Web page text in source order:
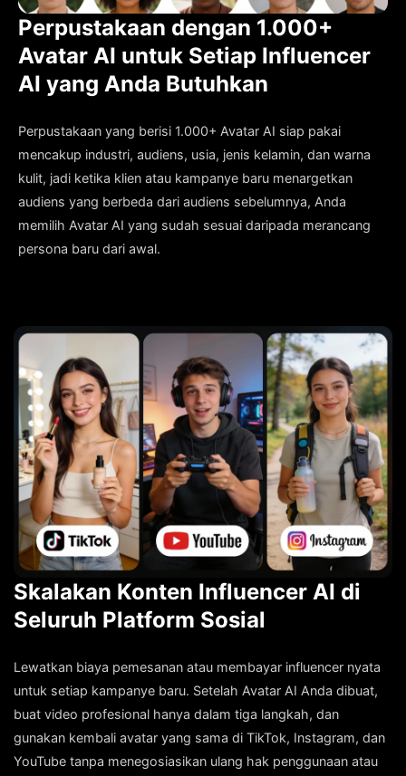
Perpustakaan dengan 1.000+
Avatar AI untuk Setiap Influencer
AI yang Anda Butuhkan
Perpustakaan yang berisi 1.000+ Avatar AI siap pakai
mencakup industri, audiens, usia, jenis kelamin, dan warna
kulit, jadi ketika klien atau kampanye baru menargetkan
audiens yang berbeda dari audiens sebelumnya, Anda
memilih Avatar AI yang sudah sesuai daripada merancang
persona baru dari awal.
Skalakan Konten Influencer AI di
Seluruh Platform Sosial
Lewatkan biaya pemesanan atau membayar influencer nyata
untuk setiap kampanye baru. Setelah Avatar AI Anda dibuat,
buat video profesional hanya dalam tiga langkah, dan
gunakan kembali avatar yang sama di TikTok, Instagram, dan
YouTube tanpa menegosiasikan ulang hak penggunaan atau